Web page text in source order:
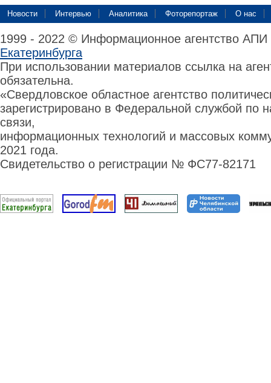
Новости Интервью Аналитика Фоторепортаж О нас
1999 - 2022 © Информационное агентство
Екатеринбурга
При использовании материалов ссылка на
обязательна.
«Свердловское областное агентство
зарегистрировано в Федеральной службой по
связи,
информационных технологий и массовых
2021 года.
Свидетельство о регистрации № ФС77-82171